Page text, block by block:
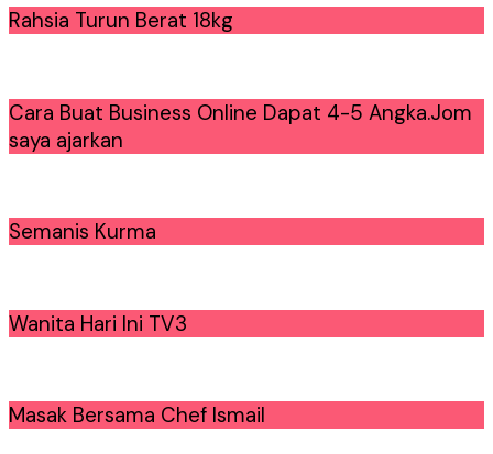
Rahsia Turun Berat 18kg
Cara Buat Business Online Dapat 4-5 Angka.Jom
saya ajarkan
Semanis Kurma
Wanita Hari Ini TV3
Masak Bersama Chef Ismail